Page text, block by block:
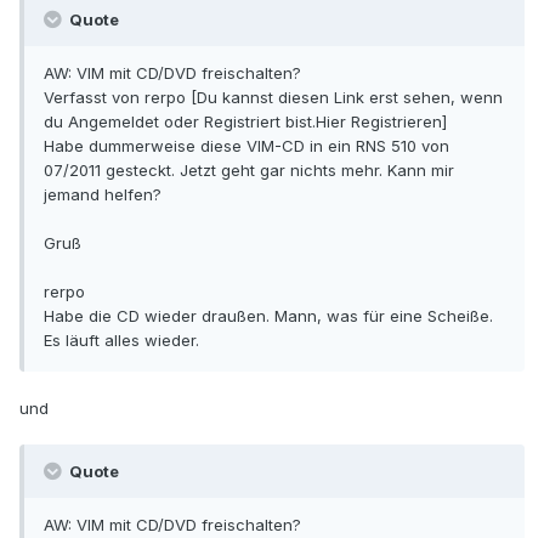
Quote
AW: VIM mit CD/DVD freischalten?
Verfasst von rerpo [Du kannst diesen Link erst sehen, wenn
du Angemeldet oder Registriert bist.Hier Registrieren]
Habe dummerweise diese VIM-CD in ein RNS 510 von
07/2011 gesteckt. Jetzt geht gar nichts mehr. Kann mir
jemand helfen?
Gruß
rerpo
Habe die CD wieder draußen. Mann, was für eine Scheiße.
Es läuft alles wieder.
und
Quote
AW: VIM mit CD/DVD freischalten?